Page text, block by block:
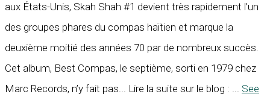
aux États-Unis, Skah Shah #1 devient très rapidement l’un
des groupes phares du compas haïtien et marque la
deuxième moitié des années 70 par de nombreux succès.
Cet album, Best Compas, le septième, sorti en 1979 chez
Marc Records, n’y fait pas... Lire la suite sur le blog : ... See